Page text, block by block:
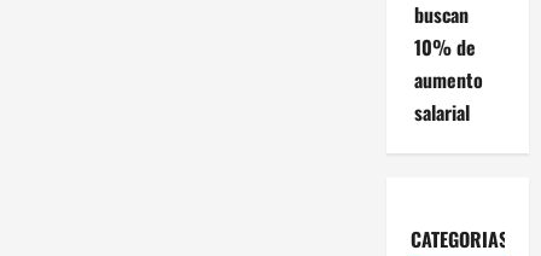
buscan
10% de
aumento
salarial
CATEGORIAS